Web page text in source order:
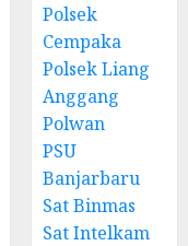
Polsek
Cempaka
Polsek Liang
Anggang
Polwan
PSU
Banjarbaru
Sat Binmas
Sat Intelkam